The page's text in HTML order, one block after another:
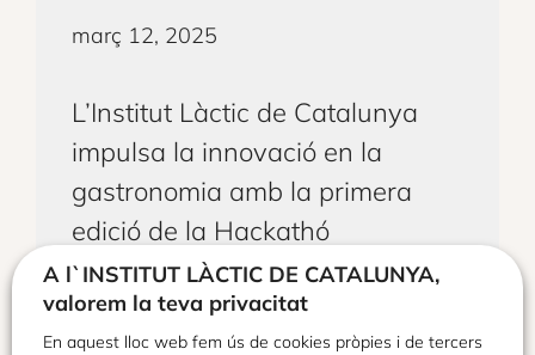
març 12, 2025
L’Institut Làctic de Catalunya
impulsa la innovació en la
gastronomia amb la primera
edició de la Hackathó
Gastrolàctica
A l`INSTITUT LÀCTIC DE CATALUNYA,
valorem la teva privacitat
En aquest lloc web fem ús de cookies pròpies i de tercers